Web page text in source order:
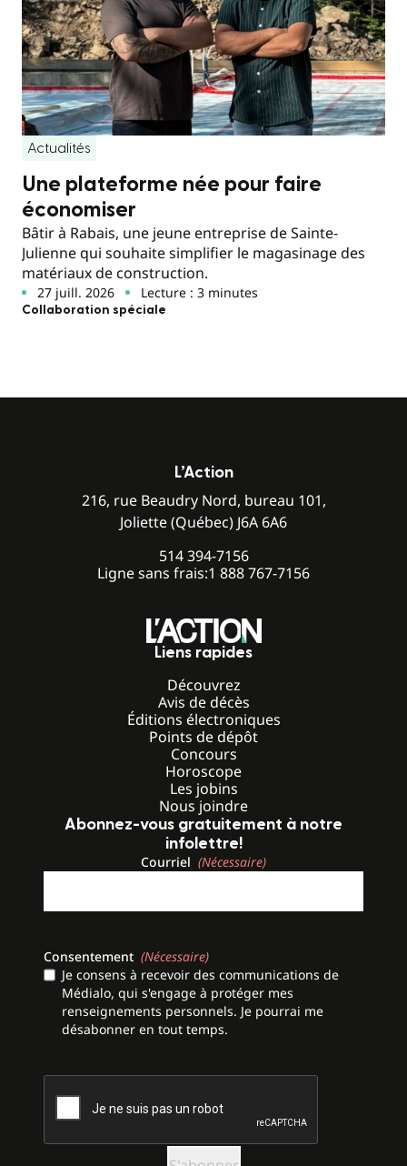
Actualités
Une plateforme née pour faire
économiser
Bâtir à Rabais, une jeune entreprise de Sainte-
Julienne qui souhaite simplifier le magasinage des
matériaux de construction.
27 juill. 2026 Lecture : 3 minutes
Collaboration spéciale
L’Action
216, rue Beaudry Nord, bureau 101,
Joliette (Québec) J6A 6A6
514 394-7156
Ligne sans frais:1 888 767-7156
Liens rapides
Découvrez
Avis de décès
Éditions électroniques
Points de dépôt
Concours
Horoscope
Les jobins
Nous joindre
Abonnez-vous gratuitement à notre
infolettre!
Courriel (Nécessaire)
Consentement (Nécessaire)
Je consens à recevoir des communications de
Médialo, qui s'engage à protéger mes
renseignements personnels. Je pourrai me
désabonner en tout temps.
CAPTCHA